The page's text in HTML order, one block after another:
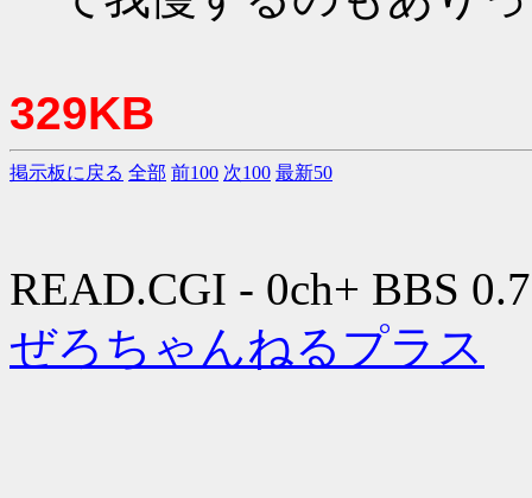
329KB
掲示板に戻る 全部 前100 次100 最新50
READ.CGI - 0ch+ BBS
ぜろちゃんねるプラス